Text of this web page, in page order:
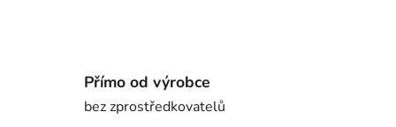
Přímo od výrobce
bez zprostředkovatelů